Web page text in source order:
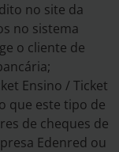
no site da
no sistema
o cliente de
Ensino / Ticket
que este tipo de
de cheques de
Edenred ou